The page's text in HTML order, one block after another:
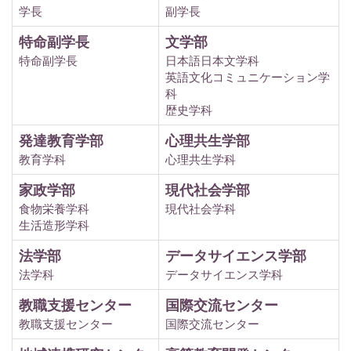
学長 副学長
特命副学長
特命副学長
文学部
日本語日本文学科
英語文化コミュニケーション学
科
歴史学科
発達教育学部
教育学科
心理共生学部
心理共生学科
家政学部
食物栄養学科
生活造形学科
現代社会学部
現代社会学科
法学部
法学科
データサイエンス学部
データサイエンス学科
教職支援センター
教職支援センター
国際交流センター
国際交流センター